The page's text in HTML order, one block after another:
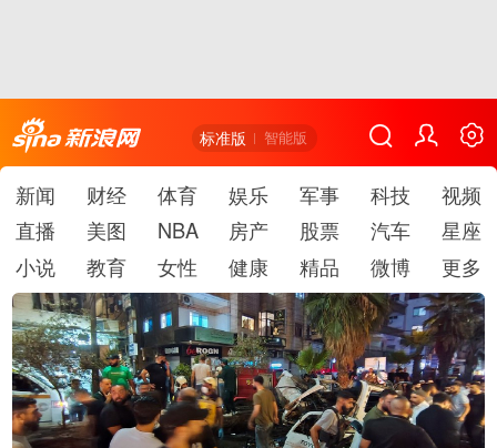
标准版 智能版
新闻 财经 体育 娱乐 军事 科技
视频
直播
美图 NBA 房产 股票 汽车
星座
小说
教育 女性 健康 精品 微博 更多